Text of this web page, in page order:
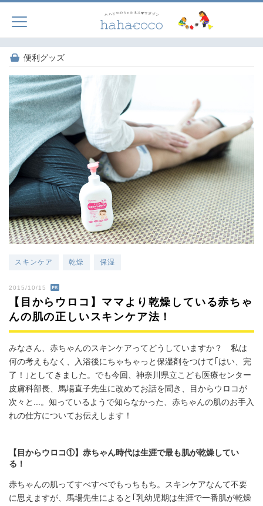
便利グッズ
スキンケア 乾燥 保湿
2015/10/15
【目からウロコ】ママより乾燥している赤ちゃ
んの肌の正しいスキンケア法！
みなさん、赤ちゃんのスキンケアってどうしていますか？ 私は
何の考えもなく、入浴後にちゃちゃっと保湿剤をつけて｢はい、完
了！｣としてきました。でも今回、神奈川県立こども医療センター
皮膚科部長、馬場直子先生に改めてお話を聞き、目からウロコが
次々と...。知っているようで知らなかった、赤ちゃんの肌のお手入
れの仕方についてお伝えします！
【目からウロコ①】赤ちゃん時代は生涯で最も肌が乾燥してい
る！
赤ちゃんの肌ってすべすべでもっちもち。スキンケアなんて不要
に思えますが、馬場先生によると｢乳幼児期は生涯で一番肌が乾燥